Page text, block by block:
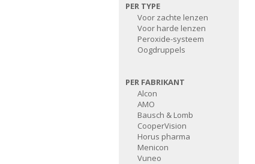
PER TYPE
Voor zachte lenzen
Voor harde lenzen
Peroxide-systeem
Oogdruppels
PER FABRIKANT
Alcon
AMO
Bausch & Lomb
CooperVision
Horus pharma
Menicon
Vuneo